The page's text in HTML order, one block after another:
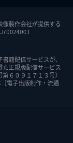
像製作会社が提供する
籍配信サービスが、
正規版配信サービス
６０９１７１３号）
電子出版制作・流通